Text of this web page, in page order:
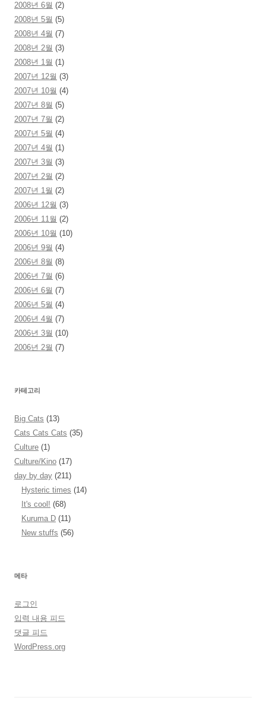
2008년 6월 (2)
2008년 5월 (5)
2008년 4월 (7)
2008년 2월 (3)
2008년 1월 (1)
2007년 12월 (3)
2007년 10월 (4)
2007년 8월 (5)
2007년 7월 (2)
2007년 5월 (4)
2007년 4월 (1)
2007년 3월 (3)
2007년 2월 (2)
2007년 1월 (2)
2006년 12월 (3)
2006년 11월 (2)
2006년 10월 (10)
2006년 9월 (4)
2006년 8월 (8)
2006년 7월 (6)
2006년 6월 (7)
2006년 5월 (4)
2006년 4월 (7)
2006년 3월 (10)
2006년 2월 (7)
카테고리
Big Cats (13)
Cats Cats Cats (35)
Culture (1)
Culture/Kino (17)
day by day (211)
Hysteric times (14)
It's cool! (68)
Kuruma D (11)
New stuffs (56)
메타
로그인
입력 내용 피드
댓글 피드
WordPress.org